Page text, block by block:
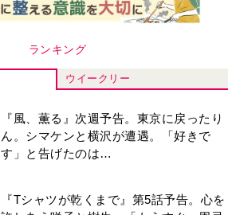
ランキング
ウイークリー
『風、薫る』次週予告。東京に戻ったり
ん。シマケンと横沢が遭遇。「好きで
す」と告げたのは…
『Tシャツが乾くまで』第5話予告。心を